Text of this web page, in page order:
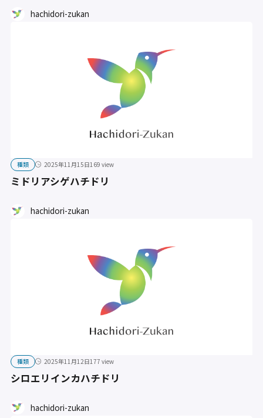
hachidori-zukan
種類 2025年11月15日169 view
ミドリアシゲハチドリ
hachidori-zukan
種類 2025年11月12日177 view
シロエリインカハチドリ
hachidori-zukan